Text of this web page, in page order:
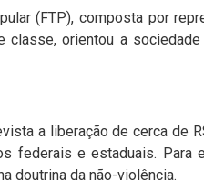
(FTP), composta por
classe, orientou a
a liberação de cerca de
federais e estaduais. Para
doutrina da não-violência.